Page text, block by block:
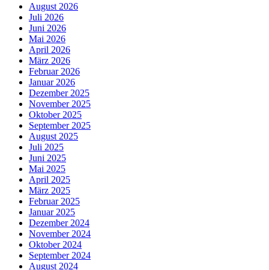
August 2026
Juli 2026
Juni 2026
Mai 2026
April 2026
März 2026
Februar 2026
Januar 2026
Dezember 2025
November 2025
Oktober 2025
September 2025
August 2025
Juli 2025
Juni 2025
Mai 2025
April 2025
März 2025
Februar 2025
Januar 2025
Dezember 2024
November 2024
Oktober 2024
September 2024
August 2024